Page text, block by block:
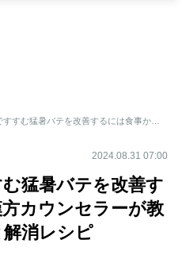
“細胞レベル”ですすむ猛暑バテを改善するには食事から！漢方カウンセラーが教えるおすすめ食材と解消レシピ
2024.08.31 07:00
猛暑バテを改善す
カウンセラーが教
消レシピ